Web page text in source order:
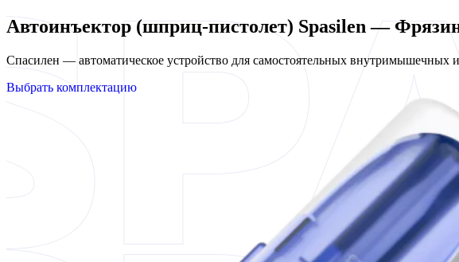
Автоинъектор (шприц-пистолет) Spasilen —
Спасилен — автоматическое устройство для самостоятельных
Выбрать комплектацию